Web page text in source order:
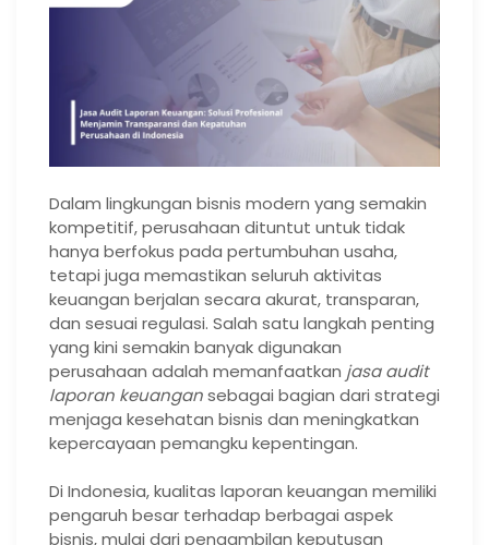
Dalam lingkungan bisnis modern yang semakin
kompetitif, perusahaan dituntut untuk tidak
hanya berfokus pada pertumbuhan usaha,
tetapi juga memastikan seluruh aktivitas
keuangan berjalan secara akurat, transparan,
dan sesuai regulasi. Salah satu langkah penting
yang kini semakin banyak digunakan
perusahaan adalah memanfaatkan jasa audit
laporan keuangansebagai bagian dari strategi
menjaga kesehatan bisnis dan meningkatkan
kepercayaan pemangku kepentingan.
Di Indonesia, kualitas laporan keuangan memiliki
pengaruh besar terhadap berbagai aspek
bisnis, mulai dari pengambilan keputusan